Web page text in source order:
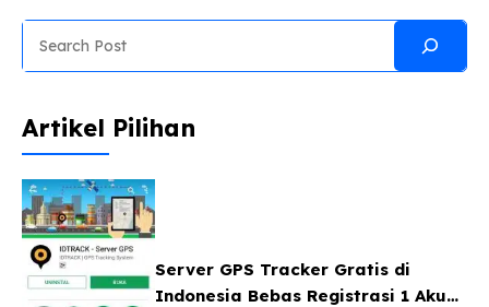
ini dapat diartikan sebagai harta perusahaan
baik berupa materil maupun non materil. Jika
anda adalah penyedia jasa transportasi, maka
yang paling utama yang harus selalu terjaga.
Lalu Apa Pentingnya Menjaga Aset? ...
Artikel Pilihan
Server GPS Tracker Gratis di
Indonesia Bebas Registrasi 1 Akun